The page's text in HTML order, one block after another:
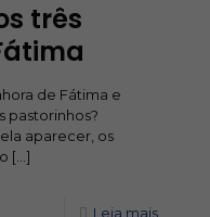
três
de Fátima e
pastorinhos?
aparecer, os
[…]
Leia mais